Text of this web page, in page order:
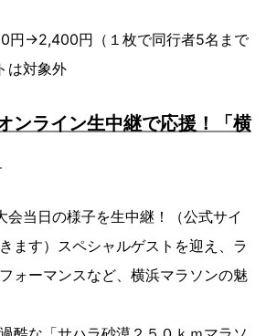
円→2,400円（１枚で同行者5名まで
は対象外
ンライン生中継で応援！「横
会当日の様子を生中継！（公式サイ
ます）スペシャルゲストを迎え、ラ
ォーマンスなど、横浜マラソンの魅